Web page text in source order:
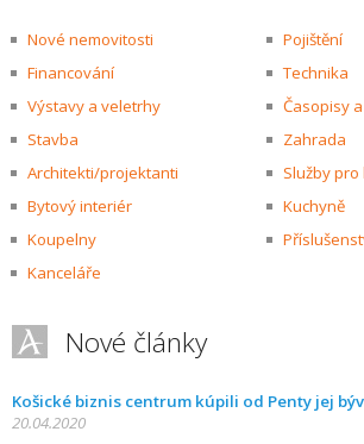
Nové nemovitosti
Pojištění
Financování
Technika
Výstavy a veletrhy
Časopisy
Stavba
Zahrada
Architekti/projektanti
Služby
Bytový interiér
Kuchyně
Koupelny
Kanceláře
Nové články
Košické biznis centrum kúpili od Penty jej
20.04.2020